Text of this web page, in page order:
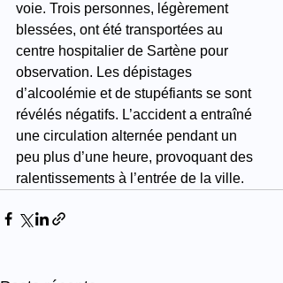
voie. Trois personnes, légèrement
blessées, ont été transportées au
centre hospitalier de Sartène pour
observation. Les dépistages
d’alcoolémie et de stupéfiants se sont
révélés négatifs. L’accident a entraîné
une circulation alternée pendant un
peu plus d’une heure, provoquant des
ralentissements à l’entrée de la ville.